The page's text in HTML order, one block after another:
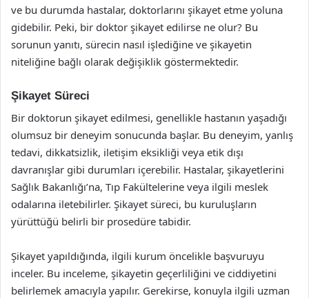
ve bu durumda hastalar, doktorlarını şikayet etme yoluna
gidebilir. Peki, bir doktor şikayet edilirse ne olur? Bu
sorunun yanıtı, sürecin nasıl işlediğine ve şikayetin
niteliğine bağlı olarak değişiklik göstermektedir.
Şikayet Süreci
Bir doktorun şikayet edilmesi, genellikle hastanın yaşadığı
olumsuz bir deneyim sonucunda başlar. Bu deneyim, yanlış
tedavi, dikkatsizlik, iletişim eksikliği veya etik dışı
davranışlar gibi durumları içerebilir. Hastalar, şikayetlerini
Sağlık Bakanlığı’na, Tıp Fakültelerine veya ilgili meslek
odalarına iletebilirler. Şikayet süreci, bu kuruluşların
yürüttüğü belirli bir prosedüre tabidir.
Şikayet yapıldığında, ilgili kurum öncelikle başvuruyu
inceler. Bu inceleme, şikayetin geçerliliğini ve ciddiyetini
belirlemek amacıyla yapılır. Gerekirse, konuyla ilgili uzman